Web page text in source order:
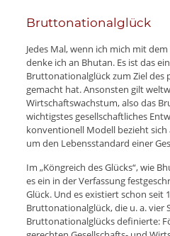
Bruttonationalglück
Jedes Mal, wenn ich mich mit
denke ich an Bhutan. Es ist das
Bruttonationalglück zum Ziel des
gemacht hat. Ansonsten gilt
Wirtschaftswachstum, also das
wichtigstes gesellschaftliches
konventionell Modell bezieht sich
um den Lebensstandard einer
Im „Köngreich des Glücks“, wie
es ein in der Verfassung
Glück. Und es existiert schon seit
Bruttonationalglück, die u. a. vier
Bruttonationalglücks definierte: